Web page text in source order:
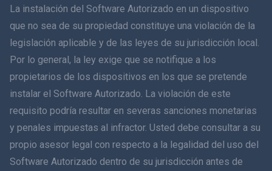
Dansk
हिंदी
עברית
Română
La instalación del Software Autorizado en un dispositivo
que no sea de su propiedad constituye una violación de la
legislación aplicable y de las leyes de su jurisdicción local.
Por lo general, la ley exige que se notifique a los
propietarios de los dispositivos en los que se pretende
instalar el Software Autorizado. La violación de este
requisito podría resultar en severas sanciones monetarias
y penales impuestas al infractor. Usted debe consultar a su
propio asesor legal con respecto a la legalidad del uso del
Software Autorizado dentro de su jurisdicción antes de